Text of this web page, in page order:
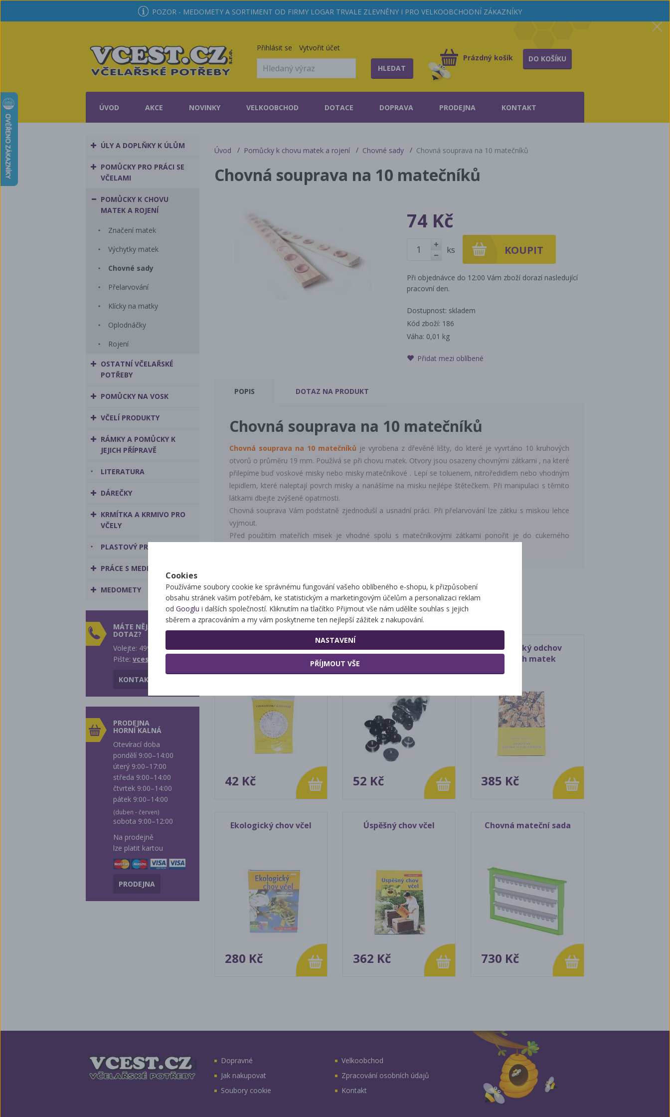
POZOR - MEDOMETY A SORTIMENT OD FIRMY LOGAR TRVALE ZLEVNĚNY I PRO VELKOOBCHODNÍ ZÁKAZNÍKY
Přihlásit se Vytvořit účet
HLEDAT
Prázdný košík DO KOŠÍKU
ÚVOD AKCE NOVINKY VELKOOBCHOD DOTACE DOPRAVA PRODEJNA KONTAKT
ÚLY A DOPLŇKY K ÚLŮM
POMŮCKY PRO PRÁCI SE
VČELAMI
POMŮCKY K CHOVU
MATEK A ROJENÍ
Značení matek
Výchytky matek
Chovné sady
Přelarvování
Klícky na matky
Oplodnáčky
Rojení
OSTATNÍ VČELAŘSKÉ
POTŘEBY
POMŮCKY NA VOSK
VČELÍ PRODUKTY
RÁMKY A POMŮCKY K
JEJICH PŘÍPRAVĚ
LITERATURA
DÁREČKY
KRMÍTKA A KRMIVO PRO
VČELY
PLASTOVÝ PROGRAM
PRÁCE S MEDEM
MEDOMETY
MÁTE NĚJAKÝ
DOTAZ?
Volejte: 499 431 242
Pište: vcest@vcest.cz
KONTAKTY
PRODEJNA
HORNÍ KALNÁ
Otevírací doba
pondělí 9:00–14:00
úterý 9:00–17:00
středa 9:00–14:00
čtvrtek 9:00–14:00
pátek 9:00–14:00
(duben - červen)
sobota 9:00–12:00
Na prodejně
lze platit kartou
PRODEJNA
Úvod Pomůcky k chovu matek a rojení Chovné sady Chovná souprava na 10 matečníků
Chovná souprava na 10 matečníků
74 Kč
+
ks
Při objednávce do 12:00 Vám zboží dorazí nasledující
pracovní den.
Dostupnost: skladem
Kód zboží: 186
Váha: 0,01 kg
Přidat mezi oblíbené
POPIS DOTAZ NA PRODUKT
Chovná souprava na 10 matečníků
Chovná souprava na 10 matečníků je vyrobena z dřevěné lišty, do které je vyvrtáno 10 kruhových
otvorů o průměru 19 mm. Používá se při chovu matek. Otvory jsou osazeny chovnými zátkami , na které
přilepíme buď voskové misky nebo misky matečníkové . Lepí se toluenem, nitroředidlem nebo vhodným
lepidlem, které naleptají povrch misky a nanášíme na misku nejlépe štětečkem. Při manipulaci s těmito
látkami dbejte zvýšené opatrnosti.
Chovná souprava Vám podstatně zjednoduší a usnadní práci. Při přelarvování lze zátku s miskou lehce
vyjmout.
Před použitím mateřích misek je vhodné spolu s matečníkovými zátkami ponořit je do cukerného
Související zboží
Chovatelský kalendář
42 Kč
Chovná zátka
52 Kč
Praktický odchov
včelích matek
385 Kč
Ekologický chov včel
280 Kč
Úspěšný chov včel
362 Kč
Chovná mateční sada
730 Kč
Dopravné
Velkoobchod
Jak nakupovat
Zpracování osobních údajů
Soubory cookie
Kontakt
Cookies
Používáme soubory cookie ke správnému fungování vašeho oblíbeného e-shopu, k přizpůsobení
obsahu stránek vašim potřebám, ke statistickým a marketingovým účelům a personalizaci reklam
od Googlu i dalších společností. Kliknutím na tlačítko Přijmout vše nám udělíte souhlas s jejich
sběrem a zpracováním a my vám poskytneme ten nejlepší zážitek z nakupování.
NASTAVENÍ
PŘÍJMOUT VŠE